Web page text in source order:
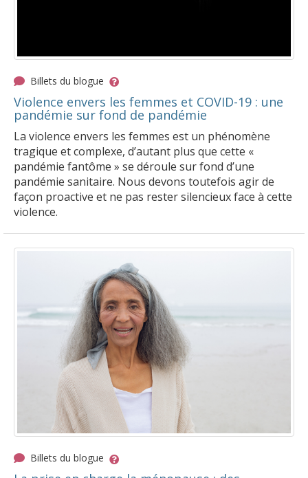
Billets du blogue
Violence envers les femmes et COVID-19 : une
pandémie sur fond de pandémie
La violence envers les femmes est un phénomène
tragique et complexe, d’autant plus que cette «
pandémie fantôme » se déroule sur fond d’une
pandémie sanitaire. Nous devons toutefois agir de
façon proactive et ne pas rester silencieux face à cette
violence.
Billets du blogue